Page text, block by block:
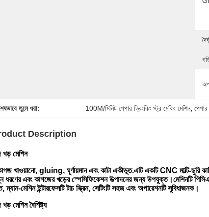
তুলে ধরা: 100M/মিনিট পেপার ড্রিংকিং স্ট্র মেকিং মেশিন,
Description
খড় মেশিন
খাওয়ানো, gluing, ঘূর্ণায়মান এবং কাটা একীভূত.এটি একটি CNC মাল্টি-ছুরি
ধরণের এবং কাগজের খড়ের স্পেসিফিকেশন উত্পাদনের জন্য উপযুক্ত।মেশিনটি
ম্যান-মেশিন ইন্টারফেসটি টাচ স্ক্রিন, সেটিংটি সহজ এবং অপারেশনটি সুবিধাজনক।
মেশিন বৈশিষ্ট্য